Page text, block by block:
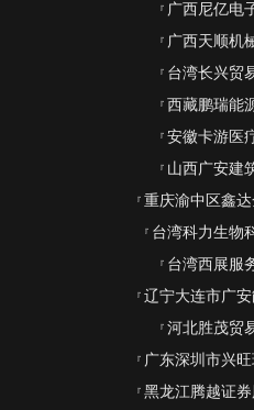
广西尼亿电
广西天顺机
台湾长兴贸
西藏鹏瑞能
安徽卡游医
山西广安建
重庆渝中区鑫达
台湾科力生物
台湾西展服
辽宁大连市广安
河北胜茂贸
广东深圳市兴
黑龙江腾越证券